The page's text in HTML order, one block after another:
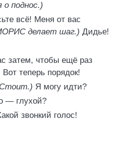
поднос.)
всё! Меня от вас
делает шаг.) Дидье!
затем, чтобы ещё раз
теперь порядок!
Я могу идти?
— глухой?
звонкий голос!